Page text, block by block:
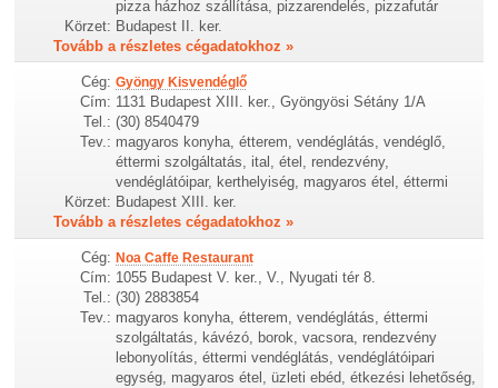
pizza házhoz szállítása, pizzarendelés, pizzafutár
Körzet: Budapest II. ker.
Tovább a részletes cégadatokhoz »
Cég: Gyöngy Kisvendéglő
Cím: 1131 Budapest XIII. ker., Gyöngyösi Sétány 1/A
Tel.: (30) 8540479
Tev.: magyaros konyha, étterem, vendéglátás, vendéglő,
éttermi szolgáltatás, ital, étel, rendezvény,
vendéglátóipar, kerthelyiség, magyaros étel, éttermi
Körzet: Budapest XIII. ker.
Tovább a részletes cégadatokhoz »
Cég: Noa Caffe Restaurant
Cím: 1055 Budapest V. ker., V., Nyugati tér 8.
Tel.: (30) 2883854
Tev.: magyaros konyha, étterem, vendéglátás, éttermi
szolgáltatás, kávézó, borok, vacsora, rendezvény
lebonyolítás, éttermi vendéglátás, vendéglátóipari
egység, magyaros étel, üzleti ebéd, étkezési lehetőség,